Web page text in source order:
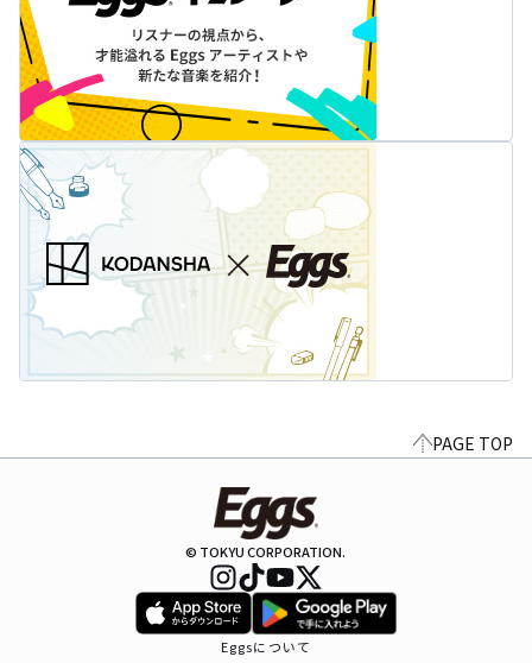
PAGE TOP
© TOKYU CORPORATION.
Eggsについて